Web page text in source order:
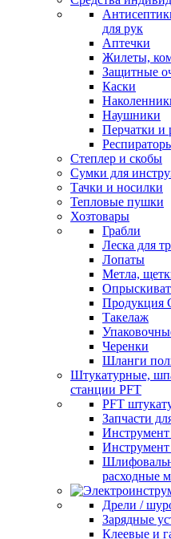
для рук
Аптечки
Жилеты,
Защитные
Каски
Наушники
Перчатки и
Степлер и скобы
Сумки для
Тачки и носилки
Тепловые пушки
Хозтовары
Грабли
Леска для
Лопаты
Метла,
Продукция
Такелаж
Черенки
Шланги
Штукатурные,
станции PFT
PFT
Запчасти
расходные
Дрели /
Зарядные
Клеевые и